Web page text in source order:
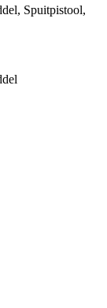
, Spuitpistool,